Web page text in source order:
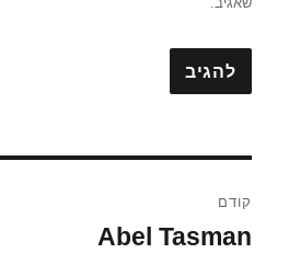
קודם
הפוסט
Abel Tasman